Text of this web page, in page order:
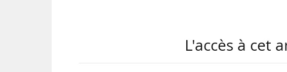
Développement rural au Parlement européen le
L'accès à cet